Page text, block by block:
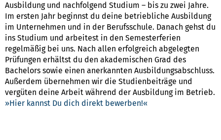
Ausbildung und nachfolgend Studium – bis zu zwei Jahre.
Im ersten Jahr beginnst du deine betriebliche Ausbildung
im Unternehmen und in der Berufsschule. Danach gehst du
ins Studium und arbeitest in den Semesterferien
regelmäßig bei uns. Nach allen erfolgreich abgelegten
Prüfungen erhältst du den akademischen Grad des
Bachelors sowie einen anerkannten Ausbildungsabschluss.
Außerdem übernehmen wir die Studienbeiträge und
vergüten deine Arbeit während der Ausbildung im Betrieb.
Hier kannst Du dich direkt bewerben!